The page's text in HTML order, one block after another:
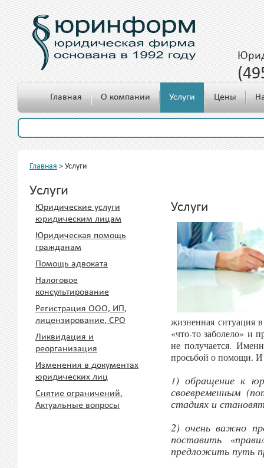
c 10.00 до 18.00
Главная О компании Услуги Цены
Главная > Услуги
Услуги
Юридические услуги
юридическим лицам
Юридическая помощь
гражданам
Помощь адвоката
Налоговое
консультирование
Регистрация ООО, ИП,
лицензирование, СРО
Ликвидация и
реорганизация
Изменения в документах
юридических лиц
Снятие ограничений.
Актуальные вопросы
Услуги
жизненная ситуация
«что-то заболело» и
не получается.
просьбой о помощи. И
1) обращение к
своевременным
стадиях и
2) очень важно
поставить
предложить путь